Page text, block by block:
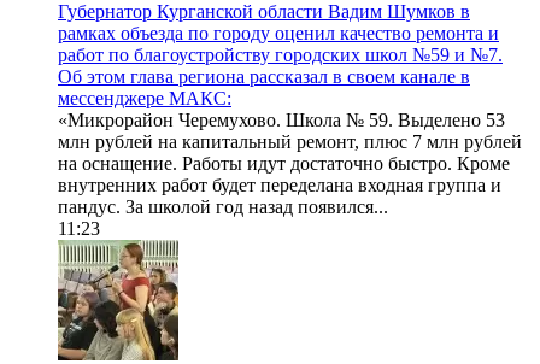
Губернатор Курганской области Вадим Шумков в
рамках объезда по городу оценил качество ремонта и
работ по благоустройству городских школ №59 и №7.
Об этом глава региона рассказал в своем канале в
мессенджере МАКС:
«Микрорайон Черемухово. Школа № 59. Выделено 53
млн рублей на капитальный ремонт, плюс 7 млн рублей
на оснащение. Работы идут достаточно быстро. Кроме
внутренних работ будет переделана входная группа и
пандус. За школой год назад появился...
11:23